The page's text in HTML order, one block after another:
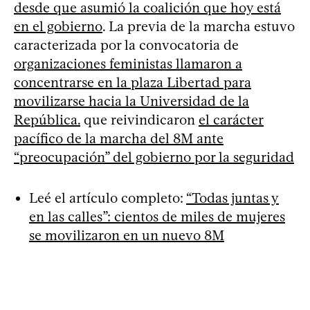
desde que asumió la coalición que hoy está
en el gobierno. La previa de la marcha estuvo
caracterizada por la convocatoria de
organizaciones feministas llamaron a
concentrarse en la plaza Libertad para
movilizarse hacia la Universidad de la
República. que reivindicaron el carácter
pacífico de la marcha del 8M ante
“preocupación” del gobierno por la seguridad
Leé el artículo completo: “Todas juntas y
en las calles”: cientos de miles de mujeres
se movilizaron en un nuevo 8M